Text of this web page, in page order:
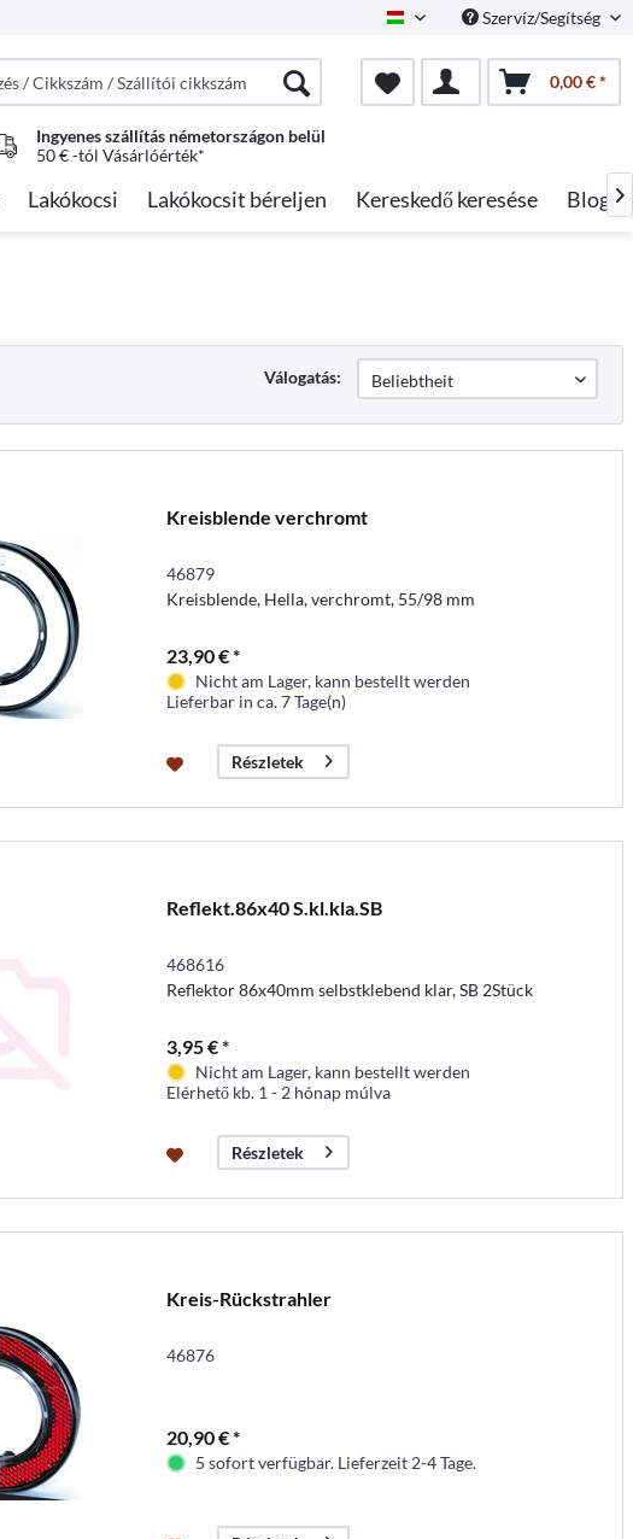
HungarianSzervíz/Segítség
0,00 € *
Ingyenes szállítás németországon belül
50 € -tól Vásárlóérték*
Lakókocsi Lakókocsit béreljen Kereskedő keresése Blog 
Válogatás:
Kreisblende verchromt
46879
Kreisblende, Hella, verchromt, 55/98 mm
23,90 € *
Nicht am Lager, kann bestellt werden
Lieferbar in ca. 7 Tage(n)
Részletek
Reflekt.86x40 S.kl.kla.SB
468616
Reflektor 86x40mm selbstklebend klar, SB 2Stück
3,95 € *
Nicht am Lager, kann bestellt werden
Elérhető kb. 1 - 2 hónap múlva
Részletek
Kreis-Rückstrahler
46876
20,90 € *
5 sofort verfügbar. Lieferzeit 2-4 Tage.